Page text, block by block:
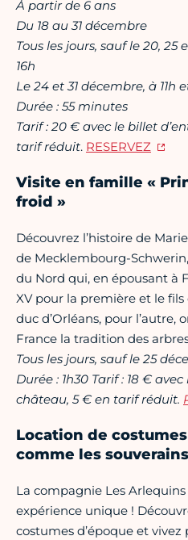
À partir de 6 ans
Du 18 au 31 décembre
Tous les jours, sauf le 20, 25
16h
Le 24 et 31 décembre, à 11h
Durée : 55 minutes
Tarif : 20 € avec le billet
tarif réduit. RESERVEZ
Visite en famille «
froid »
Découvrez l’histoire de
de Mecklembourg-
du Nord qui, en épousant à
XV pour la première et le
duc d’Orléans, pour l’autre,
France la tradition des
Tous les jours, sauf le 25
Durée : 1h30 Tarif : 18 €
château, 5 € en tarif réduit.
Location de
comme les
La compagnie Les
expérience unique !
costumes d’époque et